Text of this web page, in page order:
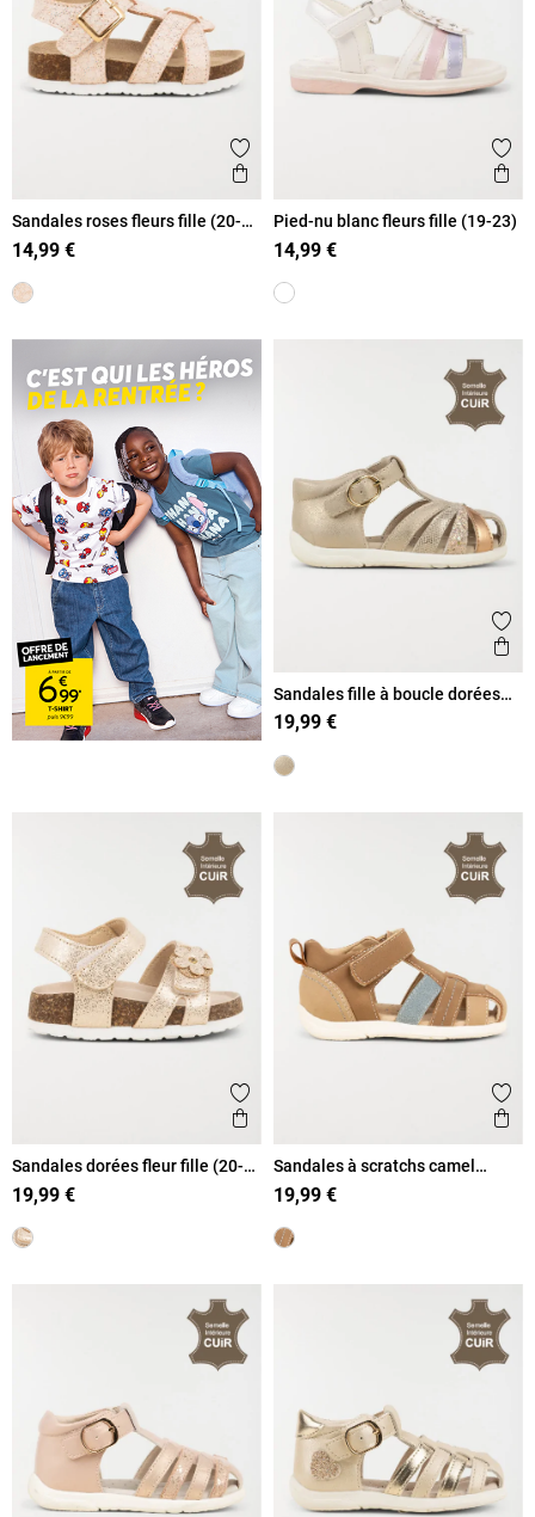
Ajouter aux favoris
Aperçu rapide
Sandales roses fleurs fille (20-
23)
14,99 €
Pied-nu blanc fleurs fille (19-23)
14,99 €
Sandales fille à boucle dorées
(18-23)
19,99 €
Ajouter aux favoris
Aperçu rapide
Sandales dorées fleur fille (20-
23)
19,99 €
Sandales à scratchs camel
garçon (18-23)
19,99 €